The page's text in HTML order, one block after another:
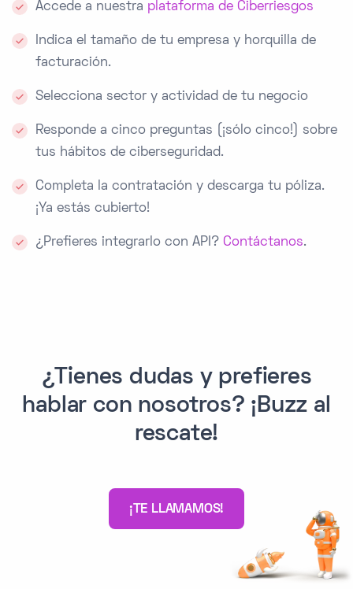
Accede a nuestra plataforma de Ciberriesgos
Indica el tamaño de tu empresa y horquilla de
facturación.
Selecciona sector y actividad de tu negocio
Responde a cinco preguntas (¡sólo cinco!) sobre
tus hábitos de ciberseguridad.
Completa la contratación y descarga tu póliza.
¡Ya estás cubierto!
¿Prefieres integrarlo con API? Contáctanos.
¿Tienes dudas y prefieres
hablar con nosotros? ¡Buzz al
rescate!
¡TE LLAMAMOS!